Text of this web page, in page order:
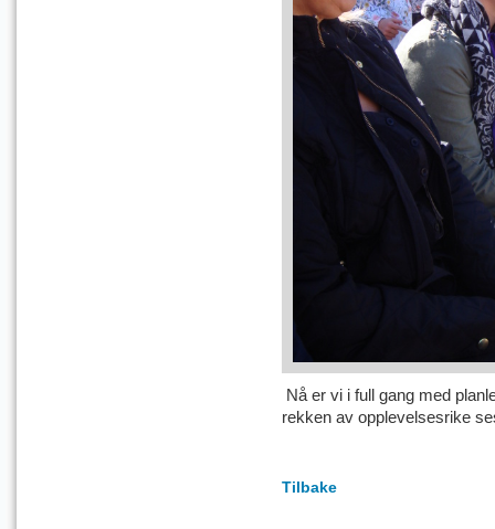
Nå er vi i full gang med
rekken av opplevelsesrike
Tilbake